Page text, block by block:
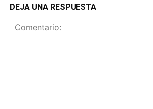
DEJA UNA RESPUESTA